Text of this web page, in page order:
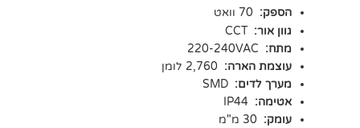
הספק:
גוון אור: CCT
מתח:
עוצמת הארה:
מערך לדים: SMD
אטימה: IP44
עומק: